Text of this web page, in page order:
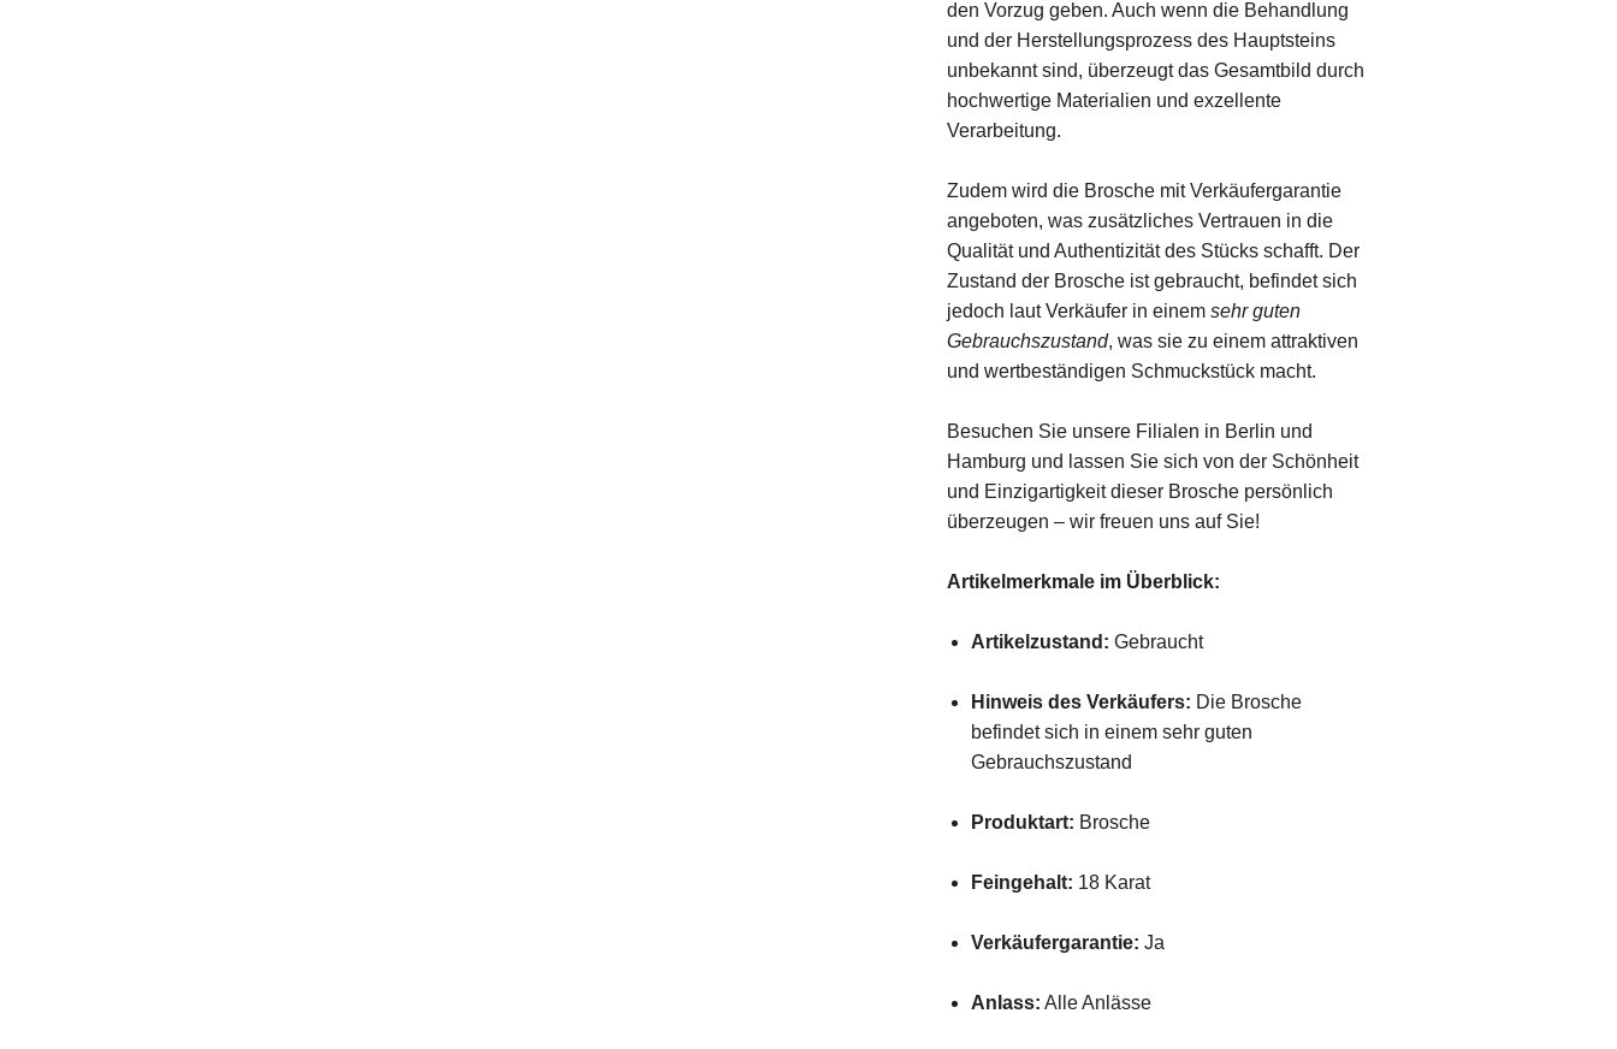
den Vorzug geben. Auch wenn die Behandlung
und der Herstellungsprozess des Hauptsteins
unbekannt sind, überzeugt das Gesamtbild durch
hochwertige Materialien und exzellente
Verarbeitung.
Zudem wird die Brosche mit Verkäufergarantie
angeboten, was zusätzliches Vertrauen in die
Qualität und Authentizität des Stücks schafft. Der
Zustand der Brosche ist gebraucht, befindet sich
jedoch laut Verkäufer in einem sehr guten
Gebrauchszustand, was sie zu einem attraktiven
und wertbeständigen Schmuckstück macht.
Besuchen Sie unsere Filialen in Berlin und
Hamburg und lassen Sie sich von der Schönheit
und Einzigartigkeit dieser Brosche persönlich
überzeugen – wir freuen uns auf Sie!
Artikelmerkmale im Überblick:
Artikelzustand: Gebraucht
Hinweis des Verkäufers: Die Brosche
befindet sich in einem sehr guten
Gebrauchszustand
Produktart: Brosche
Feingehalt: 18 Karat
Verkäufergarantie: Ja
Anlass: Alle Anlässe